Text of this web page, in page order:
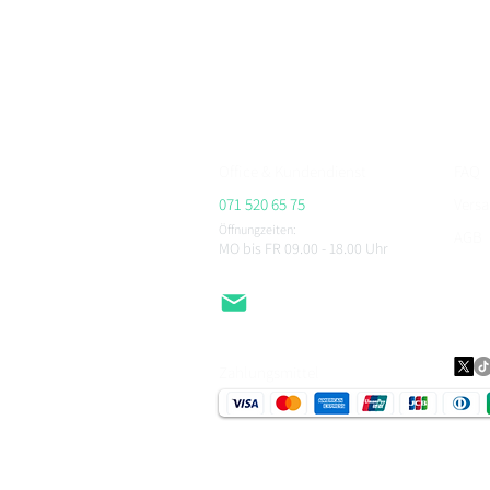
071 520 65 75
Öffnungzeiten:
MO bis FR 09.00 - 18.00 Uhr